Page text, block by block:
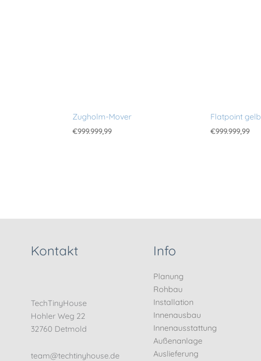
Zugholm-Mover
€999.999,99
Flatpoint gelb
€999.999,99
Kontakt
TechTinyHouse
Hohler Weg 22
32760 Detmold
team@techtinyhouse.de
Info
Planung
Rohbau
Installation
Innenausbau
Innenausstattung
Außenanlage
Auslieferung